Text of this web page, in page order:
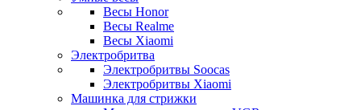
Весы Honor
Весы Realme
Весы Xiaomi
Электробритва
Электробритвы Soocas
Электробритвы Xiaomi
Машинка для стрижки